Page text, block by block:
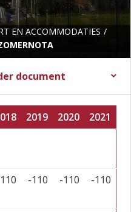
EN ACCOMMODATIES
document
2017
2017
2016
2016
Wijkmonitor
2019 2020
2021
-110 -110 -110